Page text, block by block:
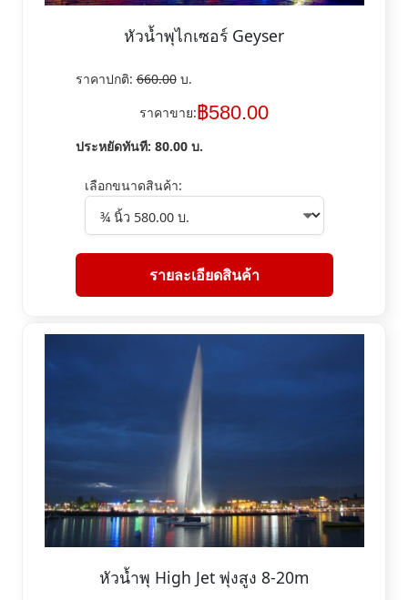
หัวน้ำพุไกเซอร์ Geyser
ราคาปกติ:660.00บ.
ราคาขาย:฿580.00
ประหยัดทันที: 80.00บ.
เลือกขนาดสินค้า:
รายละเอียดสินค้า
หัวน้ำพุ High Jet พุ่งสูง 8-20m